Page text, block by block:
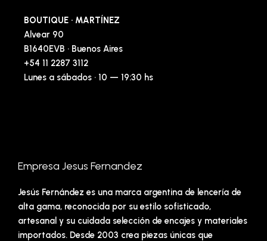
BOUTIQUE · MARTÍNEZ
Alvear 90
B1640EVB · Buenos Aires
+54 11 2287 3112
Lunes a sábados · 10 — 19:30 hs
Empresa Jesus Fernandez
Jesús Fernández es una marca argentina de lencería de
alta gama, reconocida por su estilo sofisticado,
artesanal y su cuidada selección de encajes y materiales
importados. Desde 2003 crea piezas únicas que